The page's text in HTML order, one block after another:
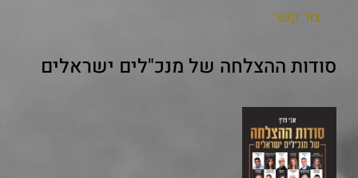
צור קשר
סודות ההצלחה של מנכ"לים ישראלים